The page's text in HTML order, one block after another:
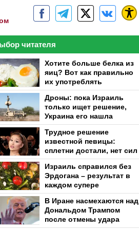
читателя
Хотите больше белка из
яиц? Вот как правильно
их употреблять
Дроны: пока Израиль
только ищет решение,
Украина его нашла
Трудное решение
известной певицы:
сплетни достали, нет сил
Израиль справился без
Эрдогана – результат в
каждом супере
В Иране насмехаются над
Дональдом Трампом
после отмены удара